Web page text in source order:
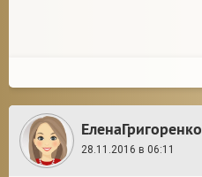
ЕленаГригоренко
28.11.2016 в 06:11